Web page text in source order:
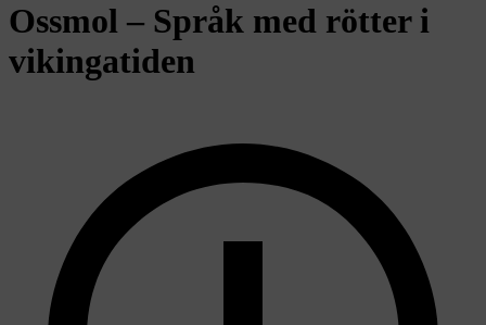
Ossmol – Språk med rötter i
vikingatiden